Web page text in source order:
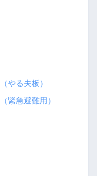
やる夫板）
緊急避難用）